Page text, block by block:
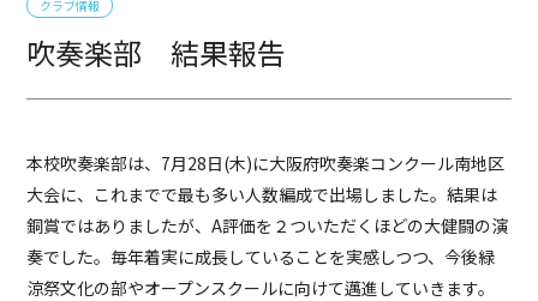
クラブ情報
吹奏楽部 結果報告
本校吹奏楽部は、7月28日(木)に大阪府吹奏楽コンクール南地区
大会に、これまでで最も多い人数編成で出場しました。結果は
銅賞ではありましたが、A評価を２ついただくほどの大健闘の演
奏でした。毎年着実に成長していることを実感しつつ、今後緑
涼祭文化の部やオープンスクールに向けて邁進していきます。